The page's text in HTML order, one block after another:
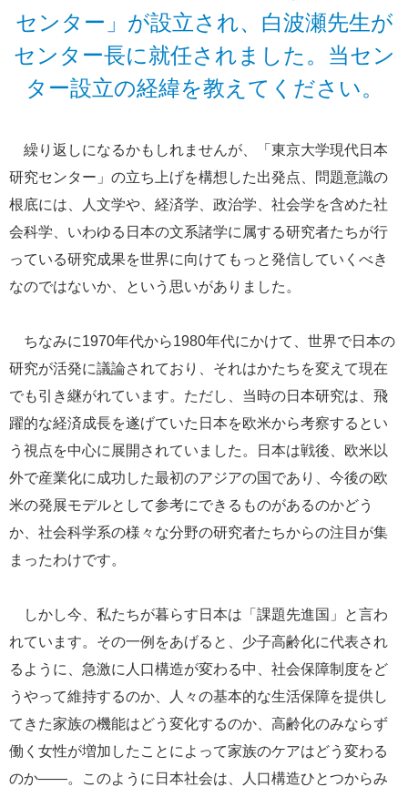
センター」が設立され、白波瀬先生が
センター長に就任されました。当セン
ター設立の経緯を教えてください。
繰り返しになるかもしれませんが、「東京大学現代日本
研究センター」の立ち上げを構想した出発点、問題意識の
根底には、人文学や、経済学、政治学、社会学を含めた社
会科学、いわゆる日本の文系諸学に属する研究者たちが行
っている研究成果を世界に向けてもっと発信していくべき
なのではないか、という思いがありました。
ちなみに1970年代から1980年代にかけて、世界で日本の
研究が活発に議論されており、それはかたちを変えて現在
でも引き継がれています。ただし、当時の日本研究は、飛
躍的な経済成長を遂げていた日本を欧米から考察するとい
う視点を中心に展開されていました。日本は戦後、欧米以
外で産業化に成功した最初のアジアの国であり、今後の欧
米の発展モデルとして参考にできるものがあるのかどう
か、社会科学系の様々な分野の研究者たちからの注目が集
まったわけです。
しかし今、私たちが暮らす日本は「課題先進国」と言わ
れています。その一例をあげると、少子高齢化に代表され
るように、急激に人口構造が変わる中、社会保障制度をど
うやって維持するのか、人々の基本的な生活保障を提供し
てきた家族の機能はどう変化するのか、高齢化のみならず
働く女性が増加したことによって家族のケアはどう変わる
のか――。このように日本社会は、人口構造ひとつからみ